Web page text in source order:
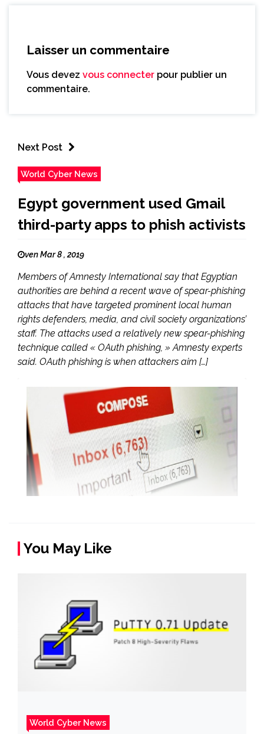
Laisser un commentaire
Vous devez vous connecter pour publier un
commentaire.
Next Post
World Cyber News
Egypt government used Gmail
third-party apps to phish activists
ven Mar 8 , 2019
Members of Amnesty International say that Egyptian
authorities are behind a recent wave of spear-phishing
attacks that have targeted prominent local human
rights defenders, media, and civil society organizations’
staff. The attacks used a relatively new spear-phishing
technique called « OAuth phishing, » Amnesty experts
said. OAuth phishing is when attackers aim […]
You May Like
World Cyber News